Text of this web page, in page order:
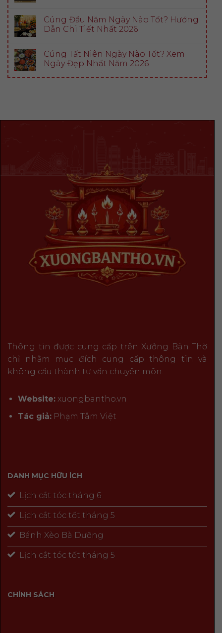
Cúng Đầu Năm Ngày Nào Tốt? Hướng
Dẫn Chi Tiết Nhất 2026
Cúng Tất Niên Ngày Nào Tốt? Xem
Ngày Đẹp Nhất Năm 2026
Thông tin được cung cấp trên Xưởng Bàn Thờ
chỉ nhằm mục đích cung cấp thông tin và
không cấu thành tư vấn chuyên môn.
Website:xuongbantho.vn
Tác giả:Phạm Tâm Việt
DANH MỤC HỮU ÍCH
Lịch cắt tóc tháng 6
Lịch cắt tóc tốt tháng 5
Bánh Xèo Bà Dưỡng
Lịch cắt tóc tốt tháng 5
CHÍNH SÁCH